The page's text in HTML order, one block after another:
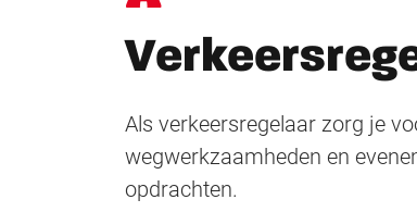
Als verkeersregelaar zorg je
wegwerkzaamheden en
opdrachten.